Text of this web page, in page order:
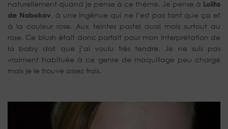
naturellement quand je pense à ce thème. Je pense à Lolita
de Nabokov, à une ingénue qui ne l’est pas tant que ça et
à la couleur rose. Aux teintes pastel aussi mais surtout au
rose. Ce blush était donc parfait pour mon interprétation de
la baby doll que j’ai voulu très tendre. Je ne suis pas
vraiment habituée à ce genre de maquillage peu chargé
mais je le trouve assez frais.